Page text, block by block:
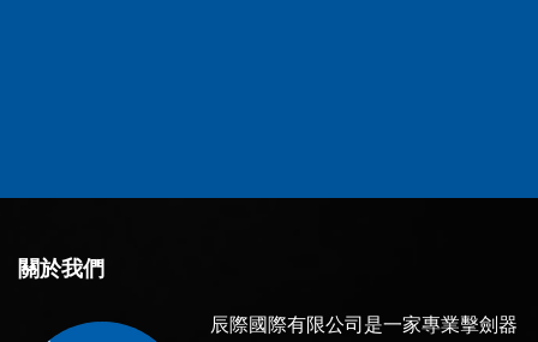
關於我們
辰際國際有限公司是一家專業擊劍器